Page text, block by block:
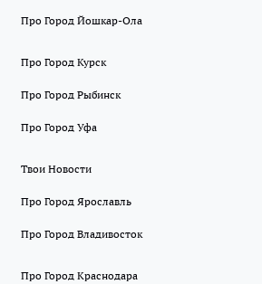
Про Город Йошкар-Ола
Про Город Курск
Про Город Рыбинск
Про Город Уфа
Твои Новости
Про Город Ярославль
Про Город Владивосток
Про Город Краснодара